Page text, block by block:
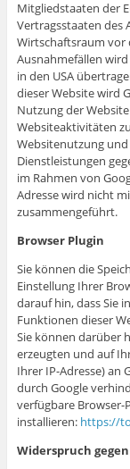
Mitgliedstaaten der
Vertragsstaaten des
Wirtschaftsraum vor
Ausnahmefällen
in den USA
dieser Website wird
Nutzung der
Websiteaktivitäten
Websitenutzung
Dienstleistungen
im Rahmen von
Adresse wird nicht
zusammengeführt.
Browser Plugin
Sie können die
Einstellung Ihrer
darauf hin, dass Sie
Funktionen dieser
Sie können darüber
erzeugten und auf
Ihrer IP-Adresse) an
durch Google
verfügbare
installieren: https://
Widerspruch